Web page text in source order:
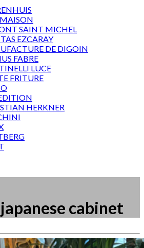
SAINT MICHEL
EZCARAY
DE DIGOIN
FABRE
LUCE
FRITURE
HERKNER
cabinet
af disse produkter have din